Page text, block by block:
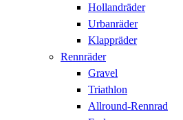
Hollandräder
Urbanräder
Klappräder
Rennräder
Gravel
Triathlon
Allround-Rennrad